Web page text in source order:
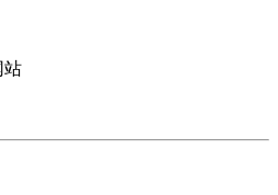
站